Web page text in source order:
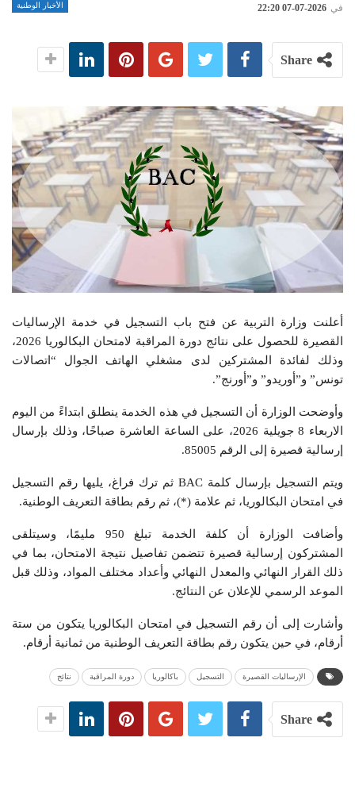
الأخبار الوطنية في 2026-07-07 22:20
Share
أعلنت وزارة التربية عن فتح باب التسجيل في خدمة الإرساليات
القصيرة للحصول على نتائج دورة المراقبة لامتحان البكالوريا 2026،
وذلك لفائدة المشتركين لدى مشغلي الهاتف الجوال “اتصالات
تونس” و”أوريدو” و”أورنج”.
وأوضحت الوزارة أن التسجيل في هذه الخدمة ينطلق ابتداءً من اليوم
الاربعاء 8 جويلية 2026، على الساعة العاشرة صباحًا، وذلك بإرسال
إرسالية قصيرة إلى الرقم 85005.
ويتم التسجيل بإرسال كلمة BAC ثم ترك فراغ، يليها رقم التسجيل
في امتحان البكالوريا، ثم علامة (*)، ثم رقم بطاقة التعريف الوطنية.
وأضافت الوزارة أن كلفة الخدمة تبلغ 950 مليمًا، وسيتلقى
المشتركون إرسالية قصيرة تتضمن تفاصيل نتيجة الامتحان، بما في
ذلك القرار النهائي والمعدل النهائي وأعداد مختلف المواد، وذلك قبل
الموعد الرسمي للإعلان عن النتائج.
وأشارت إلى أن رقم التسجيل في امتحان البكالوريا يتكون من ستة
أرقام، في حين يتكون رقم بطاقة التعريف الوطنية من ثمانية أرقام.
الإرساليات القصيرة التسجيل باكالوريا دورة المراقبة نتائج
Share